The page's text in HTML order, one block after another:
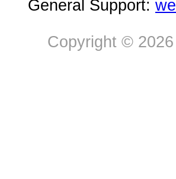
General Support:
Copyright ©